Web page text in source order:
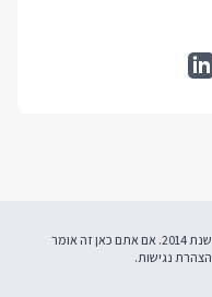
אנחנו באוויר ומלמדים תכנות ברשת משנת 2014. אם אתם כאן זה אומר
הצהרת נגישות.